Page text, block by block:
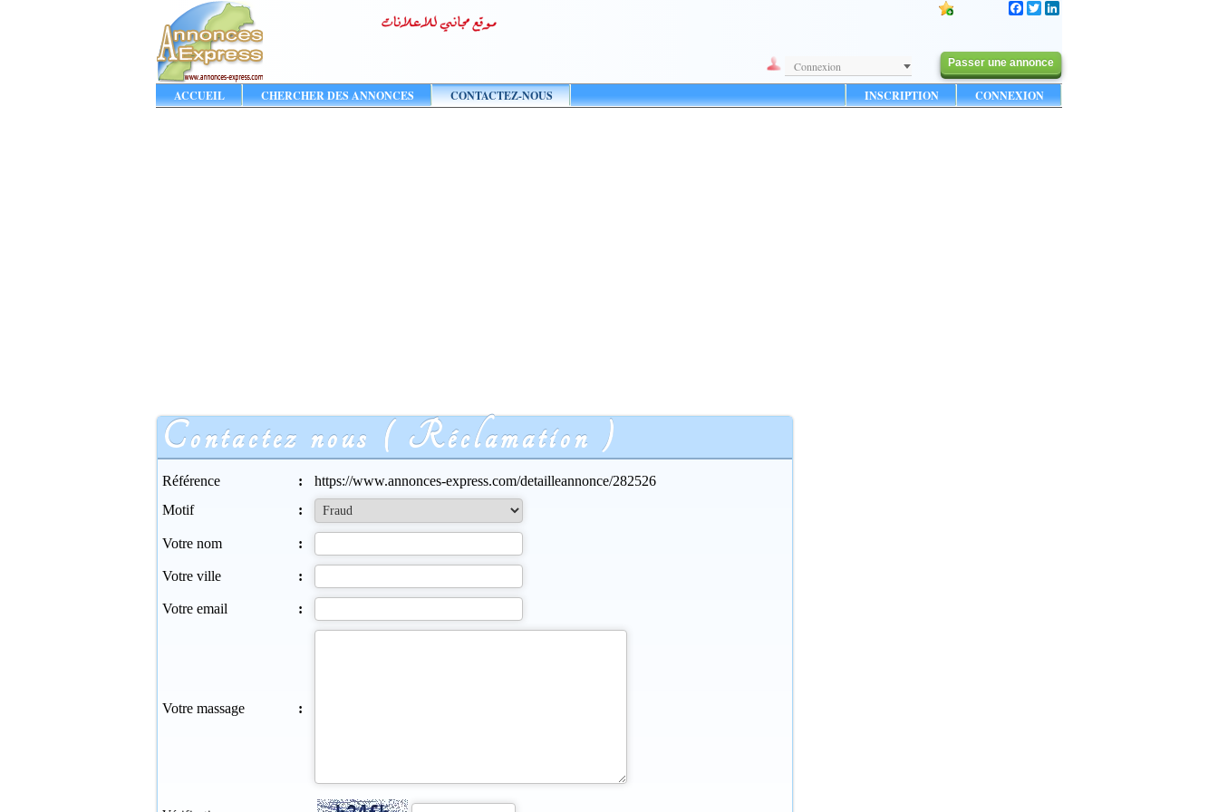
Connexion
Facebook
Twitter
Passer une annonce
ACCUEIL CHERCHER DES ANNONCES CONTACTEZ-NOUS CONNEXION
INSCRIPTION
Contactez nous ( Réclamation )
Référence :
https://www.annonces-express.com/detailleannonce/282526
Motif
:
Votre nom :
Votre ville :
Votre email :
Votre massage :